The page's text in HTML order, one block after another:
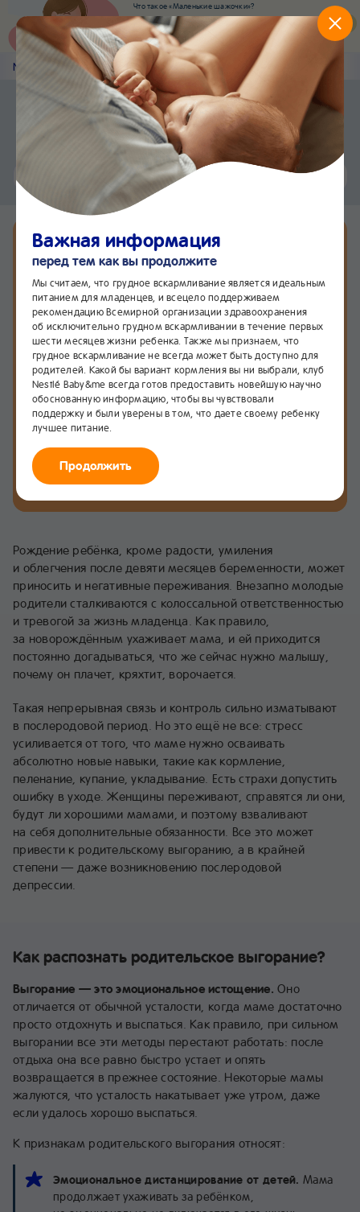
Что такое «Маленькие шажочки»?
Наш новый суперсервис для отслеживания
развития вашего малыша
Попробовать сейчас
Nestlé Baby &me Статьи
Приложение Nestlé Baby&me
Еще быстрее и удобнее
Установить
Чат24/7
Как родителям
избежать выгорания
в первые годы
жизни ребёнка?
Рождение ребёнка, кроме радости, умиления
и облегчения после девяти месяцев беременности, может
приносить и негативные переживания. Внезапно молодые
родители сталкиваются с колоссальной ответственностью
и тревогой за жизнь младенца. Как правило,
за новорождённым ухаживает мама, и ей приходится
постоянно догадываться, что же сейчас нужно малышу,
почему он плачет, кряхтит, ворочается.
Такая непрерывная связь и контроль сильно изматывают
в послеродовой период. Но это ещё не все: стресс
усиливается от того, что маме нужно осваивать
абсолютно новые навыки, такие как кормление,
пеленание, купание, укладывание. Есть страхи допустить
ошибку в уходе. Женщины переживают, справятся ли они,
будут ли хорошими мамами, и поэтому взваливают
на себя дополнительные обязанности. Все это может
привести к родительскому выгоранию, а в крайней
степени — даже возникновению послеродовой
депрессии.
Как распознать родительское выгорание?
Выгорание — это эмоциональное истощение. Оно
отличается от обычной усталости, когда маме достаточно
просто отдохнуть и выспаться. Как правило, при сильном
выгорании все эти методы перестают работать: после
отдыха она все равно быстро устает и опять
возвращается в прежнее состояние. Некоторые мамы
жалуются, что усталость накатывает уже утром, даже
если удалось хорошо выспаться.
К признакам родительского выгорания относят:
Эмоциональное дистанцирование от детей. Мама
продолжает ухаживать за ребёнком,
Важная информация
перед тем как вы продолжите
Мы считаем, что грудное вскармливание является идеальным
питанием для младенцев, и всецело поддерживаем
рекомендацию Всемирной организации здравоохранения
об исключительно грудном вскармливании в течение первых
шести месяцев жизни ребенка. Также мы признаем, что
грудное вскармливание не всегда может быть доступно для
родителей. Какой бы вариант кормления вы ни выбрали, клуб
Nestlé Baby&me всегда готов предоставить новейшую научно
обоснованную информацию, чтобы вы чувствовали
поддержку и были уверены в том, что даете своему ребенку
лучшее питание.
Продолжить